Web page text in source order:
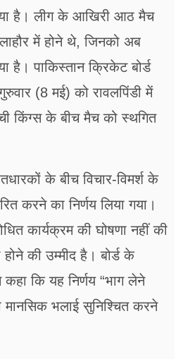
है। लीग के आखिरी आठ मैच
में होने थे, जिनको अब
है। पाकिस्तान क्रिकेट बोर्ड
(8 मई) को रावलपिंडी में
किंग्स के बीच मैच को स्थगित
के बीच विचार-विमर्श के
करने का निर्णय लिया गया।
कार्यक्रम की घोषणा नहीं की
की उम्मीद है। बोर्ड के
कहा कि यह निर्णय “भाग लेने
मानसिक भलाई सुनिश्चित करने